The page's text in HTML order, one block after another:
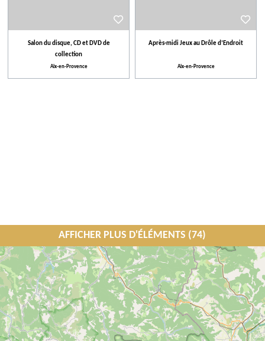
Salon du disque, CD et DVD de
collection
Aix-en-Provence
Après-midi Jeux au Drôle d’Endroit
Aix-en-Provence
AFFICHER PLUS D'ÉLÉMENTS (74)